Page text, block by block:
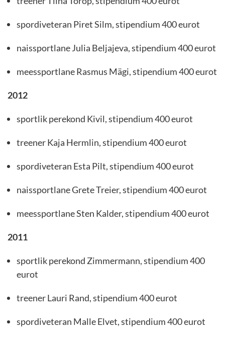
spordiveteran Piret Silm, stipendium 400 eurot
naissportlane Julia Beljajeva, stipendium 400 eurot
meessportlane Rasmus Mägi, stipendium 400 eurot
2012
sportlik perekond Kivil, stipendium 400 eurot
treener Kaja Hermlin, stipendium 400 eurot
spordiveteran Esta Pilt, stipendium 400 eurot
naissportlane Grete Treier, stipendium 400 eurot
meessportlane Sten Kalder, stipendium 400 eurot
2011
sportlik perekond Zimmermann, stipendium 400
eurot
treener Lauri Rand, stipendium 400 eurot
spordiveteran Malle Elvet, stipendium 400 eurot